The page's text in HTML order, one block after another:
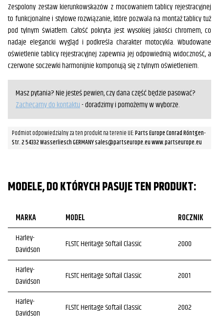
Zespolony zestaw kierunkowskazów z mocowaniem tablicy rejestracyjnej
to funkcjonalne i stylowe rozwiązanie, które pozwala na montaż tablicy tuż
pod tylnym światłem. Całość pokryta jest wysokiej jakości chromem, co
nadaje elegancki wygląd i podkreśla charakter motocykla. Wbudowane
oświetlenie tablicy rejestracyjnej zapewnia jej odpowiednią widoczność, a
czerwone soczewki harmonijnie komponują się z tylnym oświetleniem.
Masz pytania? Nie jesteś pewien, czy dana część będzie pasować?
Zachęcamy do kontaktu- doradzimy i pomożemy w wyborze.
Podmiot odpowiedzialny za ten produkt na terenie UE:Parts Europe Conrad Röntgen-
Str. 2 54332 Wasserliesch GERMANY sales@partseurope.eu www.partseurope.eu
MODELE, DO KTÓRYCH PASUJE TEN PRODUKT:
MARKA MODEL
ROCZNIK
Harley-
Davidson
FLSTC Heritage Softail Classic 2000
Harley-
Davidson
FLSTC Heritage Softail Classic 2001
Harley-
Davidson
FLSTC Heritage Softail Classic 2002